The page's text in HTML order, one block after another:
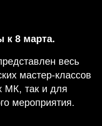
к 8 марта.
весь
мастер-классов
МК, так и для
мероприятия.